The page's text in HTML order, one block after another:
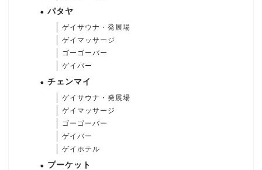
パタヤ
ゲイサウナ・発展場
ゲイマッサージ
ゴーゴーバー
ゲイバー
チェンマイ
ゲイサウナ・発展場
ゲイマッサージ
ゴーゴーバー
ゲイバー
ゲイホテル
プーケット